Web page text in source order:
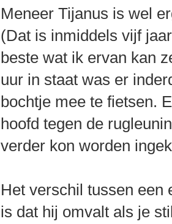
Meneer Tijanus is wel
(Dat is inmiddels vijf
beste wat ik ervan kan
uur in staat was er
bochtje mee te fietsen.
hoofd tegen de
verder kon worden
Het verschil tussen een
is dat hij omvalt als je